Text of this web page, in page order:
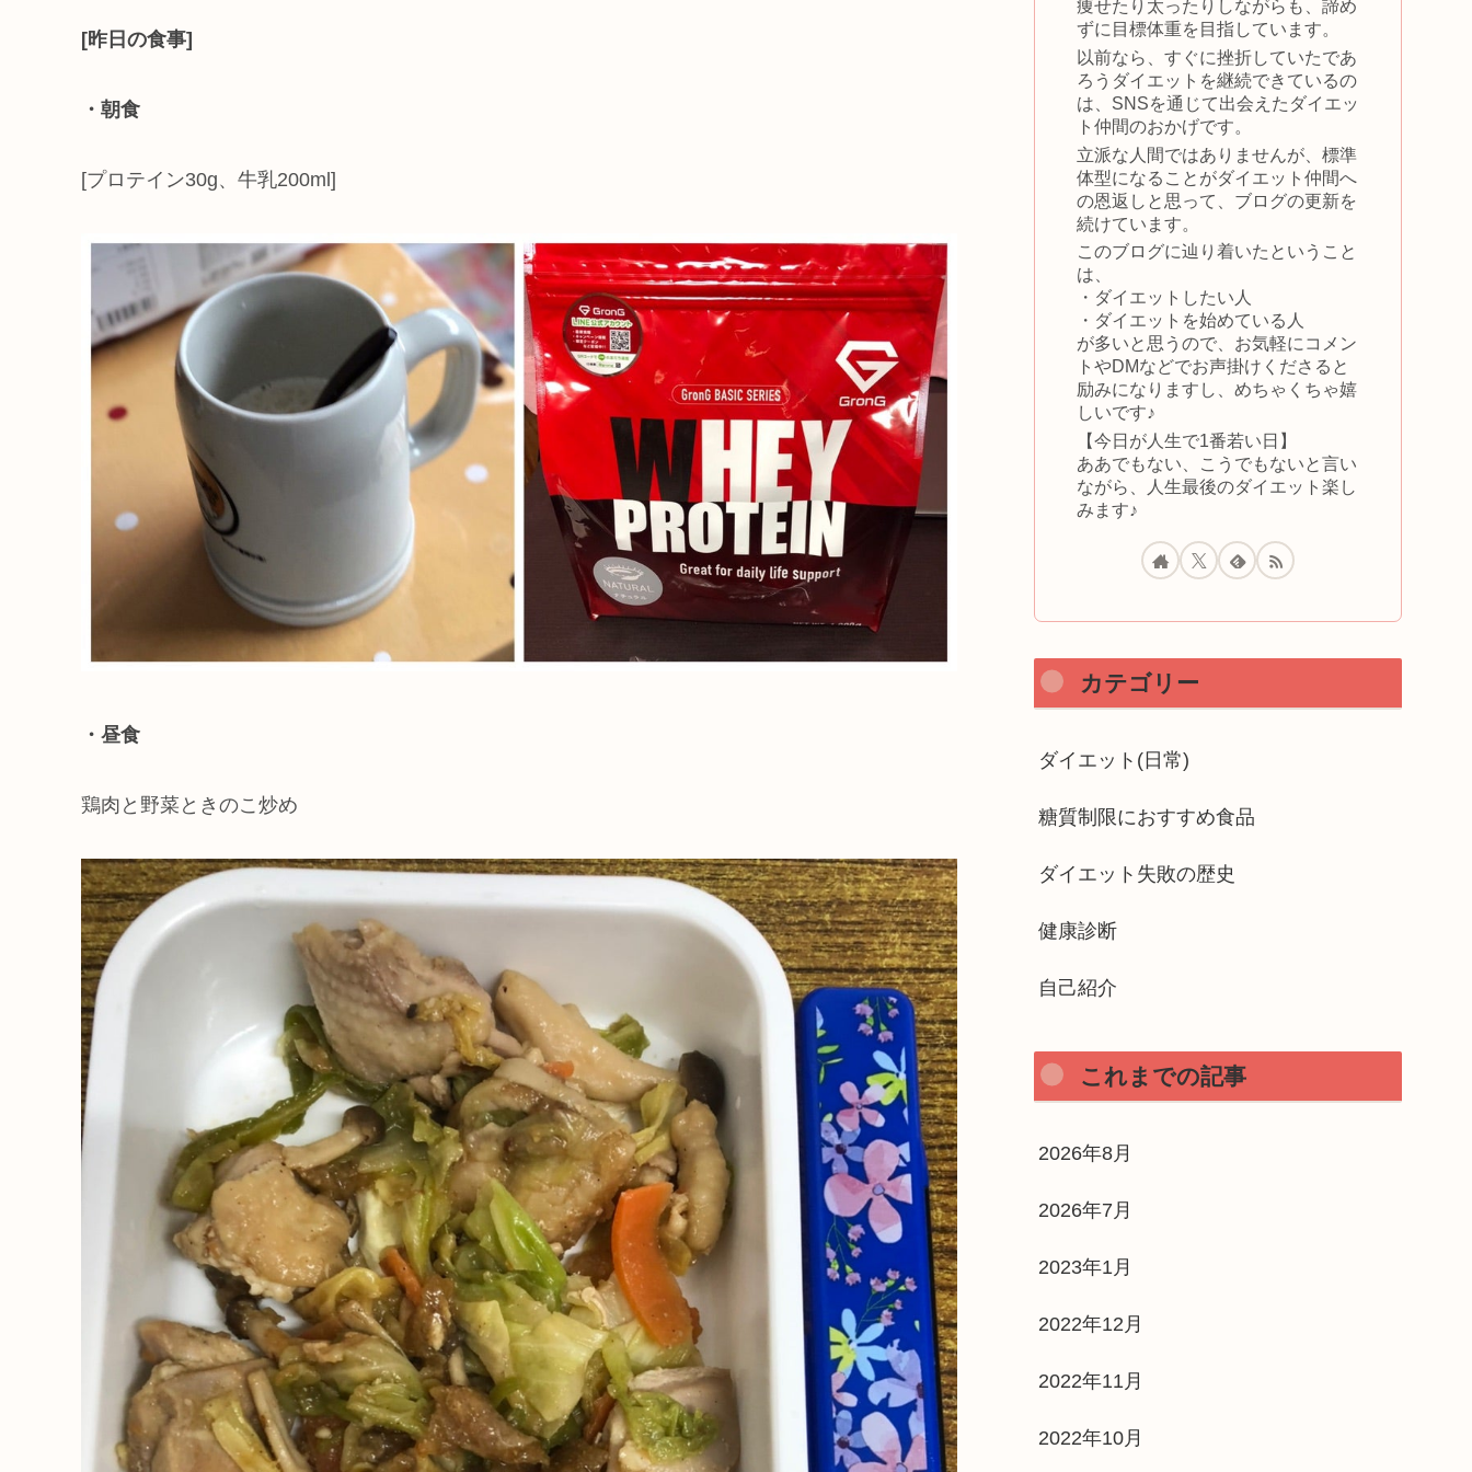
[昨日の食事]
・朝食
[プロテイン30g、牛乳200ml]
・昼食
鶏肉と野菜ときのこ炒め
痩せたり太ったりしながらも、諦め
ずに目標体重を目指しています。
以前なら、すぐに挫折していたであ
ろうダイエットを継続できているの
は、SNSを通じて出会えたダイエッ
ト仲間のおかげです。
立派な人間ではありませんが、標準
体型になることがダイエット仲間へ
の恩返しと思って、ブログの更新を
続けています。
このブログに辿り着いたということ
は、
・ダイエットしたい人
・ダイエットを始めている人
が多いと思うので、お気軽にコメン
トやDMなどでお声掛けくださると
励みになりますし、めちゃくちゃ嬉
しいです♪
【今日が人生で1番若い日】
ああでもない、こうでもないと言い
ながら、人生最後のダイエット楽し
みます♪
カテゴリー
ダイエット(日常)
糖質制限におすすめ食品
ダイエット失敗の歴史
健康診断
自己紹介
これまでの記事
2026年8月
2026年7月
2023年1月
2022年12月
2022年11月
2022年10月